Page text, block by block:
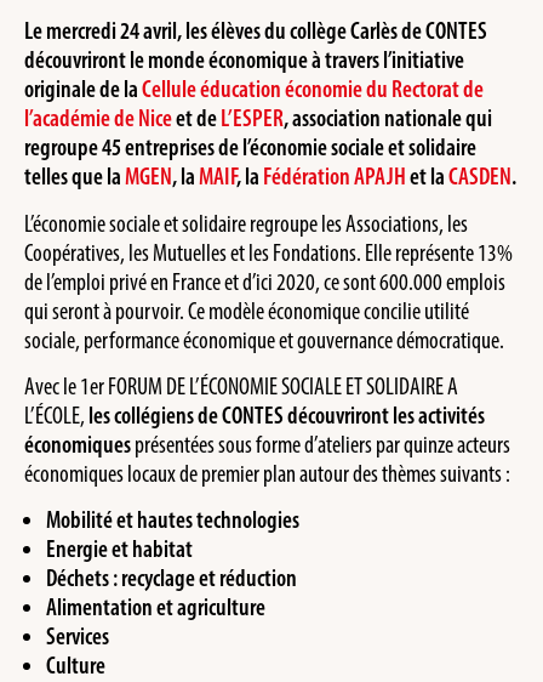
Le mercredi 24 avril, les élèves du collège Carlès de CONTES
découvriront le monde économique à travers l’initiative
originale de laCellule éducation économie du Rectorat de
l’académie de Niceet deL’ESPER, association nationale qui
regroupe 45 entreprises de l’économie sociale et solidaire
telles que laMGEN, laMAIF, la Fédération APAJHet laCASDEN.
L’économie sociale et solidaire regroupe les Associations, les
Coopératives, les Mutuelles et les Fondations. Elle représente 13%
de l’emploi privé en France et d’ici 2020, ce sont 600.000 emplois
qui seront à pourvoir. Ce modèle économique concilie utilité
sociale, performance économique et gouvernance démocratique.
Avec le 1er FORUM DE L’ÉCONOMIE SOCIALE ET SOLIDAIRE A
L’ÉCOLE, les collégiens de CONTES découvriront les activités
économiquesprésentées sous forme d’ateliers par quinze acteurs
économiques locaux de premier plan autour des thèmes suivants :
Mobilité et hautes technologies
Energie et habitat
Déchets : recyclage et réduction
Alimentation et agriculture
Services
Culture